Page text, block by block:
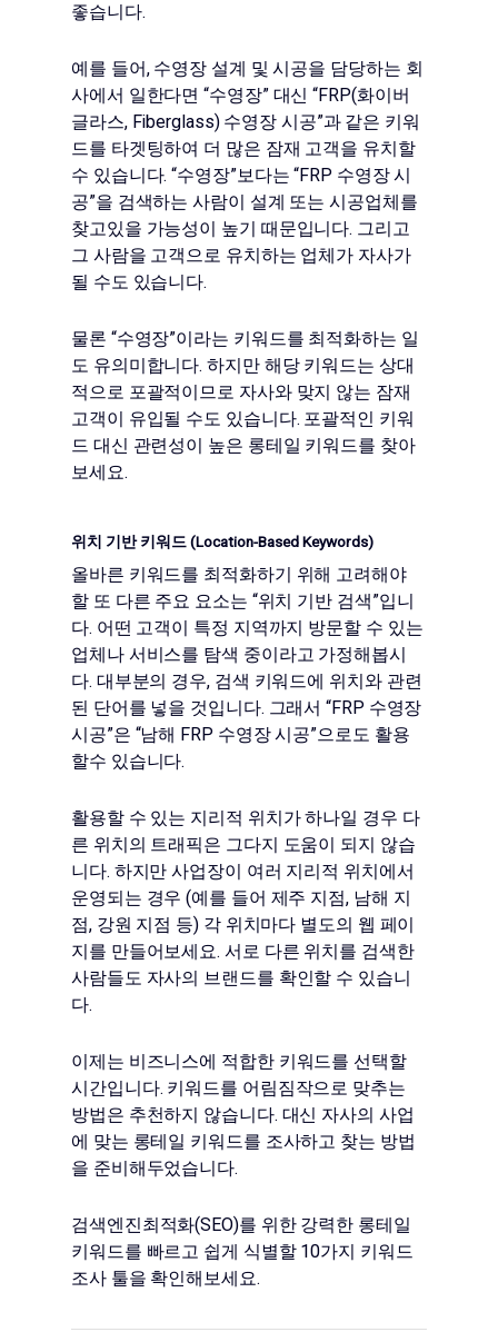
좋습니다.
예를 들어, 수영장 설계 및 시공을 담당하는 회
사에서 일한다면 “수영장” 대신 “FRP(화이버
글라스, Fiberglass) 수영장 시공”과 같은 키워
드를 타겟팅하여 더 많은 잠재 고객을 유치할
수 있습니다. “수영장”보다는 “FRP 수영장 시
공”을 검색하는 사람이 설계 또는 시공업체를
찾고있을 가능성이 높기 때문입니다. 그리고
그 사람을 고객으로 유치하는 업체가 자사가
될 수도 있습니다.
물론 “수영장”이라는 키워드를 최적화하는 일
도 유의미합니다. 하지만 해당 키워드는 상대
적으로 포괄적이므로 자사와 맞지 않는 잠재
고객이 유입될 수도 있습니다. 포괄적인 키워
드 대신 관련성이 높은 롱테일 키워드를 찾아
보세요.
위치 기반 키워드 (Location-Based Keywords)
올바른 키워드를 최적화하기 위해 고려해야
할 또 다른 주요 요소는 “위치 기반 검색”입니
다. 어떤 고객이 특정 지역까지 방문할 수 있는
업체나 서비스를 탐색 중이라고 가정해봅시
다. 대부분의 경우, 검색 키워드에 위치와 관련
된 단어를 넣을 것입니다. 그래서 “FRP 수영장
시공”은 “남해 FRP 수영장 시공”으로도 활용
할수 있습니다.
활용할 수 있는 지리적 위치가 하나일 경우 다
른 위치의 트래픽은 그다지 도움이 되지 않습
니다. 하지만 사업장이 여러 지리적 위치에서
운영되는 경우 (예를 들어 제주 지점, 남해 지
점, 강원 지점 등) 각 위치마다 별도의 웹 페이
지를 만들어보세요. 서로 다른 위치를 검색한
사람들도 자사의 브랜드를 확인할 수 있습니
다.
이제는 비즈니스에 적합한 키워드를 선택할
시간입니다. 키워드를 어림짐작으로 맞추는
방법은 추천하지 않습니다. 대신 자사의 사업
에 맞는 롱테일 키워드를 조사하고 찾는 방법
을 준비해두었습니다.
검색엔진최적화(SEO)를 위한 강력한 롱테일
키워드를 빠르고 쉽게 식별할 10가지 키워드
조사 툴을 확인해보세요.